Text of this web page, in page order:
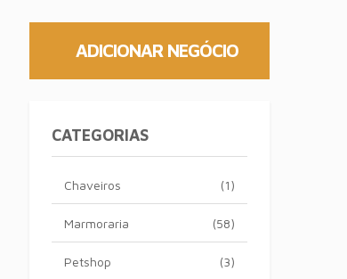
ADICIONAR NEGÓCIO
CATEGORIAS
(1)
Chaveiros
(58)
Marmoraria
(3)
Petshop